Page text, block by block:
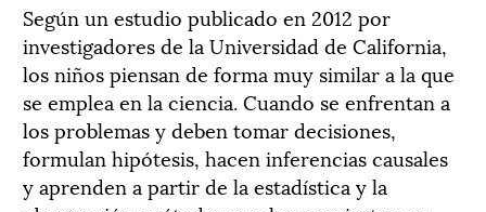
Según un estudio publicado en 2012 por
investigadores de la Universidad de California,
los niños piensan de forma muy similar a la que
se emplea en la ciencia. Cuando se enfrentan a
los problemas y deben tomar decisiones,
formulan hipótesis, hacen inferencias causales
y aprenden a partir de la estadística y la